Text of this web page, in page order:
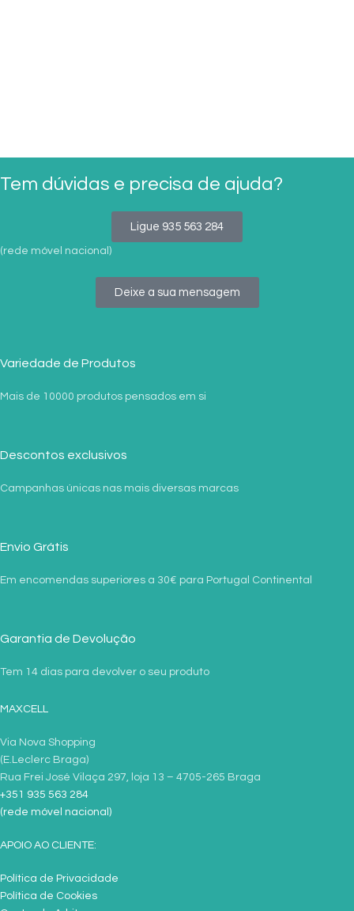
Tem dúvidas e precisa de ajuda?
Ligue 935 563 284
(rede móvel nacional)
Deixe a sua mensagem
Variedade de Produtos
Mais de 10000 produtos pensados em si
Descontos exclusivos
Campanhas únicas nas mais diversas marcas
Envio Grátis
Em encomendas superiores a 30€ para Portugal Continental
Garantia de Devolução
Tem 14 dias para devolver o seu produto
MAXCELL
Via Nova Shopping
(E.Leclerc Braga)
Rua Frei José Vilaça 297, loja 13 – 4705-265 Braga
+351 935 563 284
(rede móvel nacional)
APOIO AO CLIENTE:
Política de Privacidade
Política de Cookies